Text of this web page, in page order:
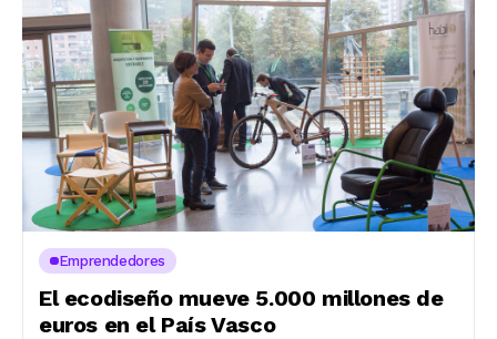
Emprendedores
El ecodiseño mueve 5.000 millones de
euros en el País Vasco